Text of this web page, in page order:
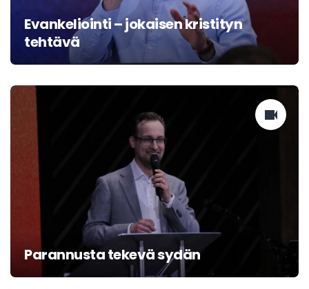
Evankeliointi – jokaisen kristityn
tehtävä
Parannusta tekevä sydän